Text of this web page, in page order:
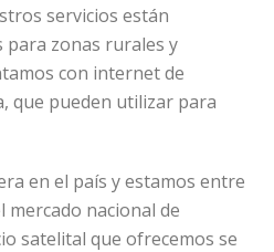
servicios están
para zonas rurales y
con internet de
que pueden utilizar para
en el país y estamos entre
mercado nacional de
satelital que ofrecemos se